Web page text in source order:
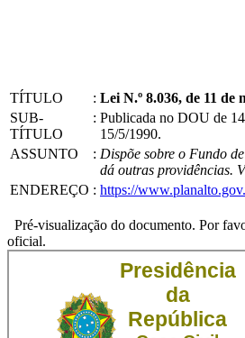
TÍTULO : Lei N.º 8.036, de 11 de
SUB-
TÍTULO
: Publicada no DOU de
15/5/1990.
ASSUNTO
: Dispõe sobre o Fundo
dá outras providências.
ENDEREÇO : https://
Pré-visualização do documento. Por
oficial.